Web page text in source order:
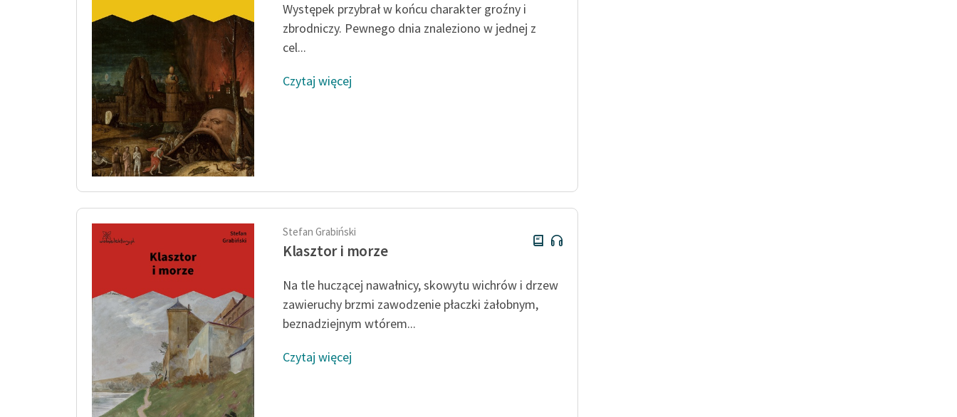
Występek przybrał w końcu charakter groźny i
zbrodniczy. Pewnego dnia znaleziono w jednej z
cel...
Czytaj więcej
Stefan Grabiński
Klasztor i morze
Na tle huczącej nawałnicy, skowytu wichrów i drzew
zawieruchy brzmi zawodzenie płaczki żałobnym,
beznadziejnym wtórem...
Czytaj więcej